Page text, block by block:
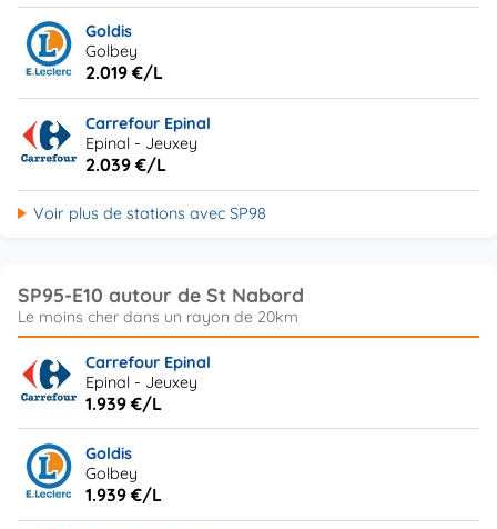
Goldis
Golbey
2.019 €/L
Carrefour Epinal
Epinal - Jeuxey
2.039 €/L
Voir plus de stations avec SP98
SP95-E10 autour de St Nabord
Carrefour Epinal
Epinal - Jeuxey
1.939 €/L
Goldis
Golbey
1.939 €/L